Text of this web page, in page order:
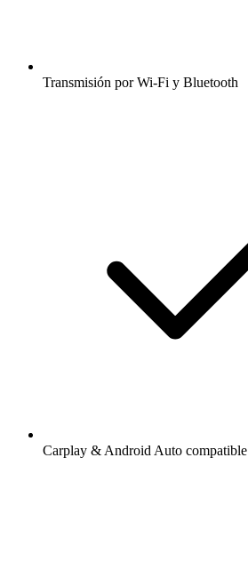
Transmisión por Wi-Fi y Bluetooth
Carplay & Android Auto compatible